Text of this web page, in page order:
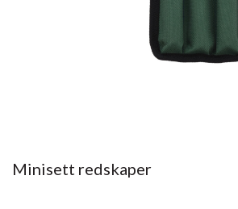
Minisett redskaper